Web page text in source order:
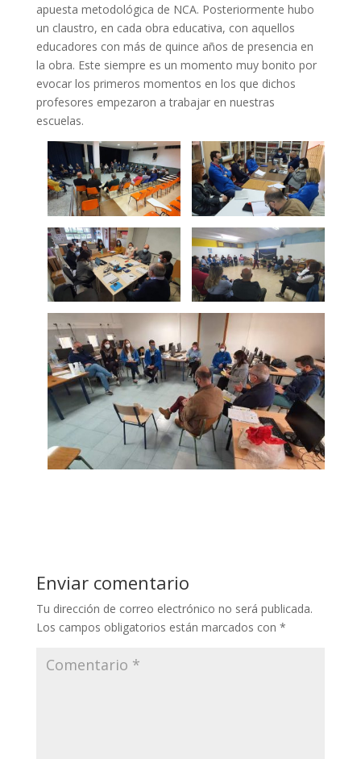
apuesta metodológica de NCA. Posteriormente hubo
un claustro, en cada obra educativa, con aquellos
educadores con más de quince años de presencia en
la obra. Este siempre es un momento muy bonito por
evocar los primeros momentos en los que dichos
profesores empezaron a trabajar en nuestras
escuelas.
Enviar comentario
Tu dirección de correo electrónico no será publicada.
Los campos obligatorios están marcados con *